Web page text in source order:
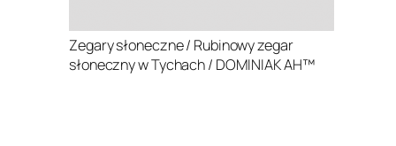
Zegary słoneczne / Rubinowy zegar
słoneczny w Tychach / DOMINIAK AH™